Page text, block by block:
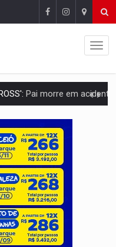
colégios eleitorais concentram 53,7% dos
Largada foi dada e candidatos ao Governo de RO partem
de 286 máquinas em Rondônia coincide com
distrato imobiliário é legal, mas não pode
Veja as mais de 200 ações de Marcos
amplia presença em PVH e transforma Aramix
presença internacional e transforma Brasil em